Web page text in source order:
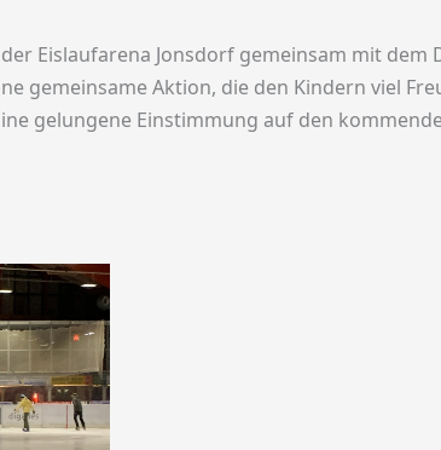
Eislaufarena Jonsdorf gemeinsam mit
gemeinsame Aktion, die den Kindern viel
gelungene Einstimmung auf den